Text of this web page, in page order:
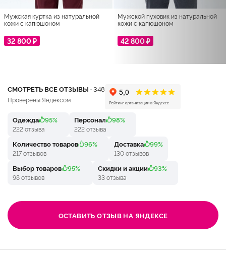
Мужская куртка из натуральной
кожи с капюшоном
32 800 ₽
Мужской пуховик из натуральной
кожи с капюшоном
42 800 ₽
СМОТРЕТЬ ВСЕ ОТЗЫВЫ · 348
Проверены Яндексом
Одежда 95%
222 отзыва
Персонал 98%
222 отзыва
Количество товаров 96%
217 отзывов
Доставка 99%
130 отзывов
Выбор товаров 95%
98 отзывов
Скидки и акции 93%
33 отзыва
ОСТАВИТЬ ОТЗЫВ НА ЯНДЕКСЕ